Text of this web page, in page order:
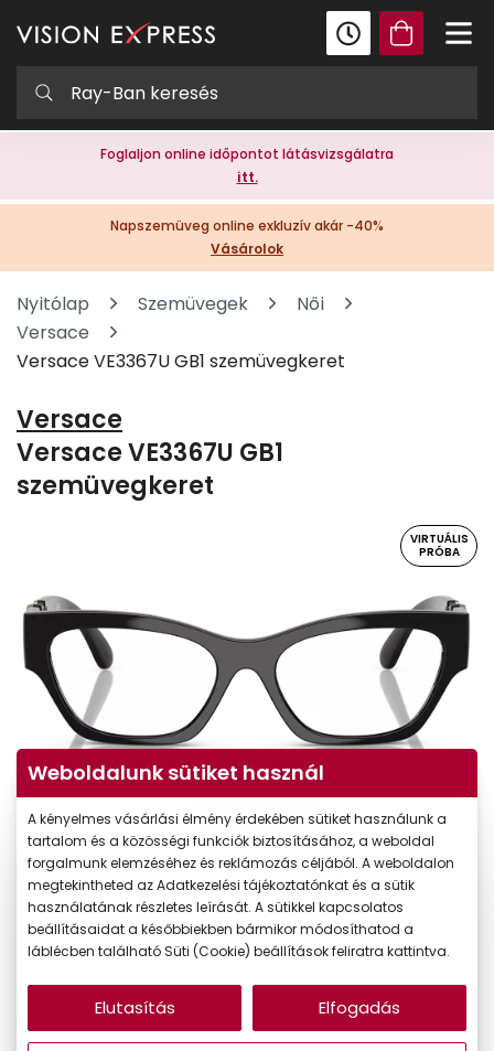
Foglaljon online időpontot látásvizsgálatra
itt.
Napszemüveg online exkluzív akár -40%
Vásárolok
Nyitólap Szemüvegek
Női
Versace
Versace VE3367U GB1 szemüvegkeret
Versace
Versace VE3367U GB1
szemüvegkeret
VIRTUÁLIS
PRÓBA
Virtuális próba
Weboldalunk sütiket használ
A kényelmes vásárlási élmény érdekében sütiket használunk a
tartalom és a közösségi funkciók biztosításához, a weboldal
forgalmunk elemzéséhez és reklámozás céljából. A weboldalon
megtekintheted az Adatkezelési tájékoztatónkat és a sütik
használatának részletes leírását. A sütikkel kapcsolatos
beállításaidat a későbbiekben bármikor módosíthatod a
láblécben található Süti (Cookie) beállítások feliratra kattintva.
Elutasítás Elfogadás